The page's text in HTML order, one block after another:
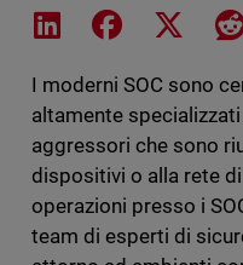
Share on LinkedIn
Share onShare
I moderni SOC sono
altamente
aggressori che sono
dispositivi o alla rete
operazioni presso i
team di esperti di